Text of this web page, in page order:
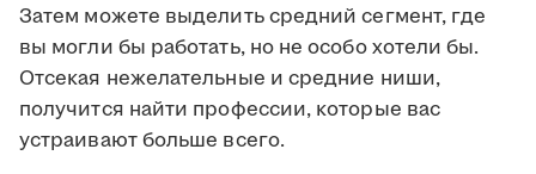
Затем можете выделить средний сегмент, где
вы могли бы работать, но не особо хотели бы.
Отсекая нежелательные и средние ниши,
получится найти профессии, которые вас
устраивают больше всего.